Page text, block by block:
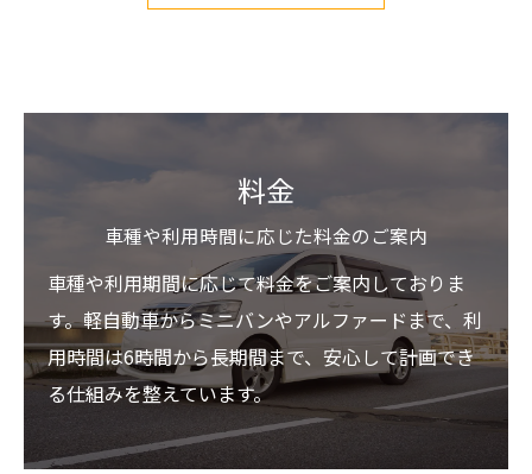
料金
車種や利用時間に応じた料金のご案内
車種や利用期間に応じて料金をご案内しておりま
す。軽自動車からミニバンやアルファードまで、利
用時間は6時間から長期間まで、安心して計画でき
る仕組みを整えています。